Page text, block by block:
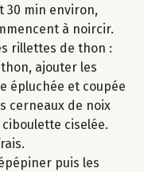
30 min environ,
à noircir.
rillettes de thon :
ajouter les
épluchée et coupée
cerneaux de noix
ciselée.
puis les